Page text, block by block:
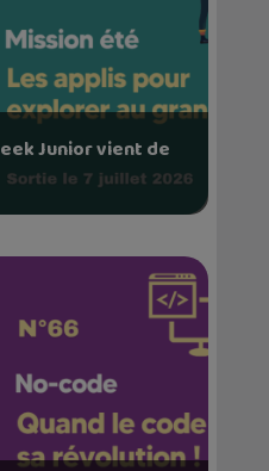
Junior vient de